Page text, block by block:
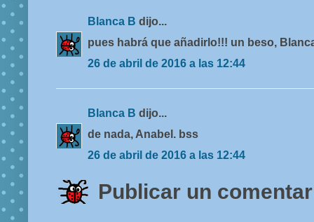
Blanca B dijo...
pues habrá que añadirlo!!! un beso,
26 de abril de 2016 a las 12:44
Blanca B dijo...
de nada, Anabel. bss
26 de abril de 2016 a las 12:44
Publicar un